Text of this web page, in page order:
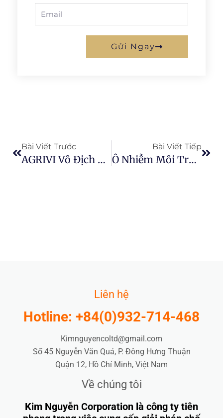
Gửi Ngay
Bài Viết Trước
AGRIVI Vô Địch Cuộc Thi Khởi Nghiệp Thế Giới 2014
Bài Viết Tiếp
Ô Nhiễm Môi Trường: Mọi Điều Bạn Cần Biết
Liên hệ
Hotline: +84(0)932-714-468
Kimnguyencoltd@gmail.com
Số 45 Nguyễn Văn Quá, P. Đông Hưng Thuận
Quận 12, Hồ Chí Minh, Việt Nam
Về chúng tôi
Kim Nguyễn Corporation là công ty tiên